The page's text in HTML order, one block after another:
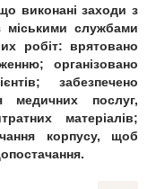
виконані заходи з
міськими службами
робіт: врятовано
організовано
забезпечено
медичних послуг,
матеріалів;
корпусу, щоб